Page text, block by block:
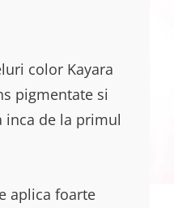
color Kayara
pigmentate si
inca de la primul
aplica foarte